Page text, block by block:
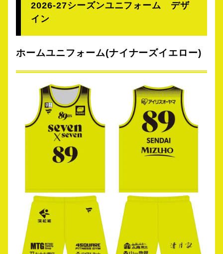
2026-27シーズンユニフォーム デザ
イン
ホームユニフォーム(ナイナーズイエロー)